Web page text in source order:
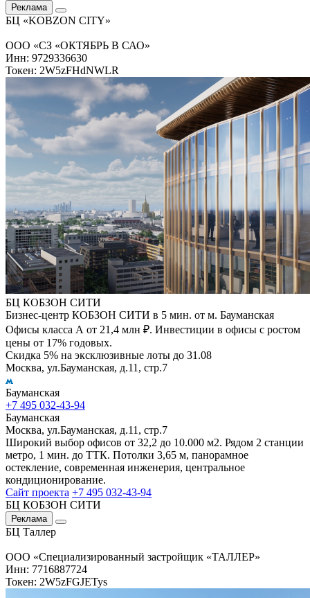
Реклама
БЦ «KOBZON CITY»
ООО «СЗ «ОКТЯБРЬ В САО»
Инн: 9729336630
Токен: 2W5zFHdNWLR
БЦ КОБЗОН СИТИ
Бизнес-центр КОБЗОН СИТИ в 5 мин. от м. Бауманская
Офисы класса А от 21,4 млн ₽. Инвестиции в офисы с ростом
цены от 17% годовых.
Скидка 5% на эксклюзивные лоты до 31.08
Москва, ул.Бауманская, д.11, стр.7
Бауманская
+7 495 032-43-94
Бауманская
Москва, ул.Бауманская, д.11, стр.7
Широкий выбор офисов от 32,2 до 10.000 м2. Рядом 2 станции
метро, 1 мин. до ТТК. Потолки 3,65 м, панорамное
остекление, современная инженерия, центральное
кондиционирование.
Сайт проекта +7 495 032-43-94
БЦ КОБЗОН СИТИ
Реклама
БЦ Таллер
ООО «Специализированный застройщик «ТАЛЛЕР»
Инн: 7716887724
Токен: 2W5zFGJETys